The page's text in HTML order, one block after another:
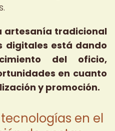
artesanía tradicional
digitales está dando
del oficio,
en cuanto
y promoción.
en el